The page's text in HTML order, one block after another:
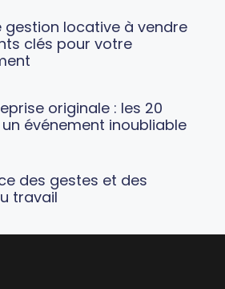
gestion locative à vendre
clés pour votre
originale : les 20
événement inoubliable
des gestes et des
travail